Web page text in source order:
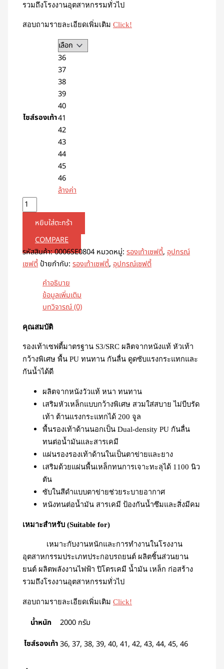
รวมถึงโรงงานอุตสาหกรรมทั่วไป
สอบถามรายละเอียดเพิ่มเติมClick!
ไซส์รองเท้า
36
37
38
39
40
41
42
43
44
45
46
ล้างค่า
หยิบใส่ตะกร้า
COMPARE
รหัสสินค้า:0006SE0804 หมวดหมู่:รองเท้าเซฟตี้,อุปกรณ์
เซฟตี้ ป้ายกำกับ:รองเท้าเซฟตี้,อุปกรณ์เซฟตี้
คำอธิบาย
ข้อมูลเพิ่มเติม
บทวิจารณ์ (0)
คุณสมบัติ
รองเท้าเซฟตี้มาตรฐาน S3/SRC ผลิตจากหนังแท้ หัวเท้า
กว้างพิเศษ พื้น PU ทนทาน กันลื่น ดูดซับแรงกระแทกและ
กันน้ำได้ดี
ผลิตจากหนังวัวแท้ หนา ทนทาน
เสริมหัวเหล็กแบบกว้างพิเศษ สวมใส่สบาย ไม่บีบรัด
เท้า ต้านแรงกระแทกได้ 200 จูล
พื้นรองเท้าด้านนอกเป็น Dual-density PU กันลื่น
ทนต่อน้ำมันและสารเคมี
แผ่นรองรองเท้าด้านในเป็นตาข่ายและยาง
เสริมด้วยแผ่นพื้นเหล็กทนการเจาะทะลุได้ 1100 นิว
ตัน
ซับในสีดำแบบตาข่ายช่วยระบายอากาศ
หนังทนต่อน้ำมัน สารเคมี ป้องกันน้ำซึมและสิ่งมีคม
เหมาะสำหรับ (Suitable for)
เหมาะกับงานหนักและการทำงานในโรงงาน
อุตสาหกรรมประเภทประกอบรถยนต์ ผลิตชิ้นส่วนยาน
ยนต์ ผลิตพลังงานไฟฟ้า ปิโตรเคมี น้ำมัน เหล็ก ก่อสร้าง
รวมถึงโรงงานอุตสาหกรรมทั่วไป
สอบถามรายละเอียดเพิ่มเติมClick!
น้ำหนัก
2000 กรัม
ไซส์รองเท้า36, 37, 38, 39, 40, 41, 42, 43, 44, 45, 46